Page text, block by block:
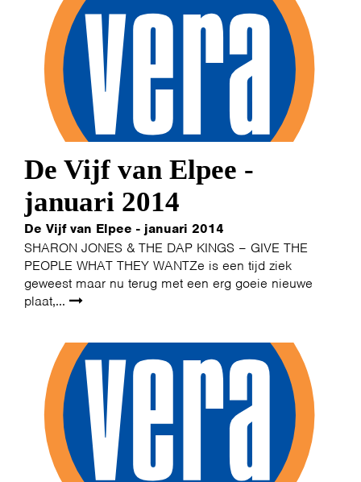
De Vijf van Elpee -
januari 2014
De Vijf van Elpee - januari 2014
SHARON JONES & THE DAP KINGS – GIVE THE
PEOPLE WHAT THEY WANTZe is een tijd ziek
geweest maar nu terug met een erg goeie nieuwe
plaat,...